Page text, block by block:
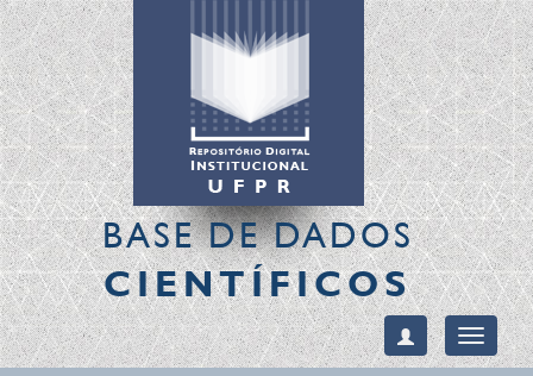
BASE DE DADOS
CIENTÍFICOS
Toggle